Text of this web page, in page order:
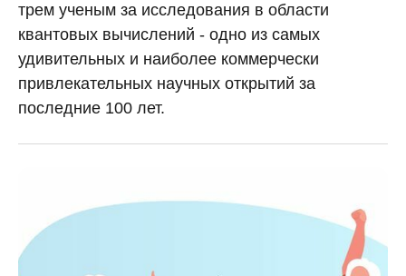
трем ученым за исследования в области
квантовых вычислений - одно из самых
удивительных и наиболее коммерчески
привлекательных научных открытий за
последние 100 лет.